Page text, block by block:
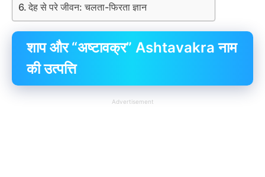
देह से परे जीवन: चलता-फिरता ज्ञान
शाप और “अष्टावक्र” Ashtavakra नाम
की उत्पत्ति
Advertisement